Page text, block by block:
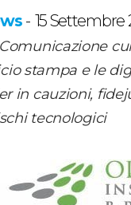
- 15 Settembre
Comunicazione
stampa e le
in cauzioni,
tecnologici